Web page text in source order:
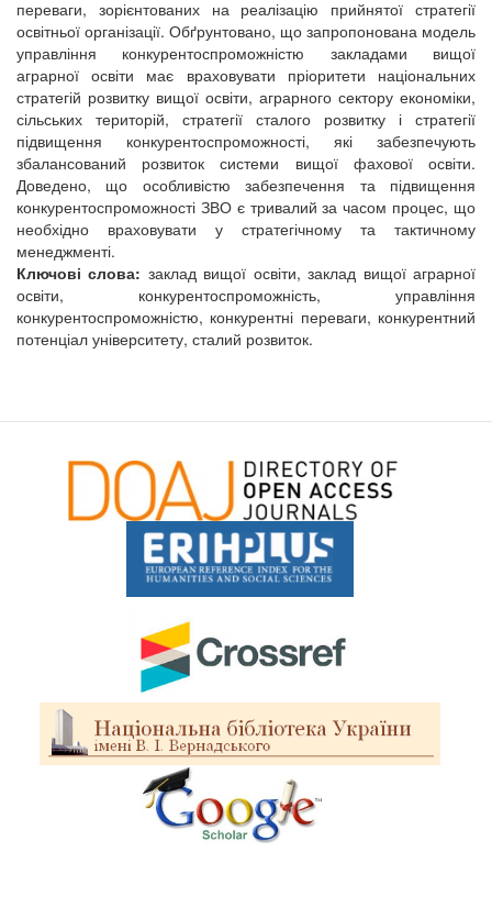
переваги, зорієнтованих на реалізацію прийнятої стратегії
освітньої організації. Обґрунтовано, що запропонована модель
управління конкурентоспроможністю закладами вищої
аграрної освіти має враховувати пріоритети національних
стратегій розвитку вищої освіти, аграрного сектору економіки,
сільських територій, стратегії сталого розвитку і стратегії
підвищення конкурентоспроможності, які забезпечують
збалансований розвиток системи вищої фахової освіти.
Доведено, що особливістю забезпечення та підвищення
конкурентоспроможності ЗВО є тривалий за часом процес, що
необхідно враховувати у стратегічному та тактичному
менеджменті.
Ключові слова: заклад вищої освіти, заклад вищої аграрної
освіти, конкурентоспроможність, управління
конкурентоспроможністю, конкурентні переваги, конкурентний
потенціал університету, сталий розвиток.